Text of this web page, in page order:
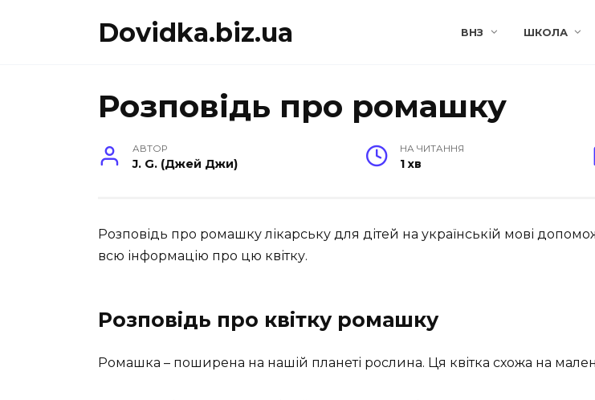
Dovidka.biz.ua ВНЗ ШКОЛА
Розповідь про ромашку
АВТОР
J. G. (Джей Джи)
НА ЧИТАННЯ
1 хв
Розповідь про ромашку лікарську для дітей на українській мові
всю інформацію про цю квітку.
Розповідь про квітку ромашку
Ромашка – поширена на нашій планеті рослина. Ця квітка схожа на